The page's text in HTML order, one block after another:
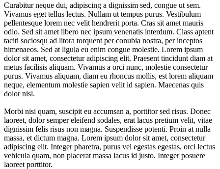
Curabitur neque dui, adipiscing a dignissim sed, congue ut sem.
Vivamus eget tellus lectus. Nullam ut tempus purus. Vestibulum
pellentesque lorem nec velit hendrerit porta. Cras sit amet mauris
odio. Sed sit amet libero nec ipsum venenatis interdum. Class aptent
taciti sociosqu ad litora torquent per conubia nostra, per inceptos
himenaeos. Sed at ligula eu enim congue molestie. Lorem ipsum
dolor sit amet, consectetur adipiscing elit. Praesent tincidunt diam at
metus facilisis aliquam. Vivamus a orci nunc, molestie consectetur
purus. Vivamus aliquam, diam eu rhoncus mollis, est lorem aliquam
neque, elementum molestie sapien velit id sapien. Maecenas quis
dolor nisl.
Morbi nisi quam, suscipit eu accumsan a, porttitor sed risus. Donec
laoreet, dolor semper eleifend sodales, erat lacus pretium velit, vitae
dignissim felis risus non magna. Suspendisse potenti. Proin at nulla
massa, et dictum magna. Lorem ipsum dolor sit amet, consectetur
adipiscing elit. Integer pharetra, purus vel egestas egestas, orci lectus
vehicula quam, non placerat massa lacus id justo. Integer posuere
laoreet porttitor.